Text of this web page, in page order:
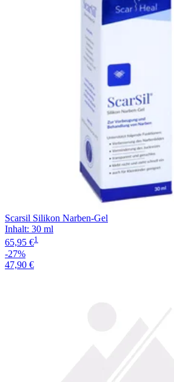
Scarsil Silikon Narben-Gel
Inhalt: 30 ml
65,95 €1
-27%
47,90 €